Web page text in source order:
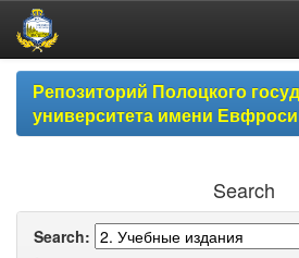
Skip
navigationРепозиторий Полоцкого
университета имени
Search
Search: